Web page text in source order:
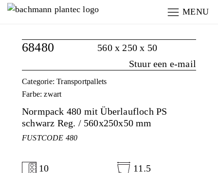
MENU
68480
560 x 250 x 50
Stuur een e-mail
Categorie: Transportpallets
Farbe: zwart
Normpack 480 mit Überlaufloch PS
schwarz Reg. / 560x250x50 mm
FUSTCODE 480
10 11.5